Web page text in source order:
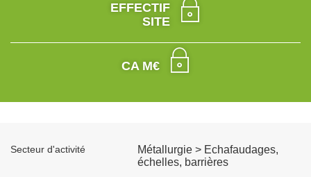
EFFECTIF
SITE
CA M€
Secteur d'activité
Métallurgie > Echafaudages,
échelles, barrières